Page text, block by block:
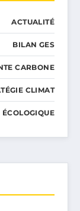
ACTUALITÉ
BILAN GES
CARBONE
CLIMAT